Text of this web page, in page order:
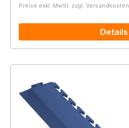
Preise exkl. MwSt. zzgl. Versandkosten
Details